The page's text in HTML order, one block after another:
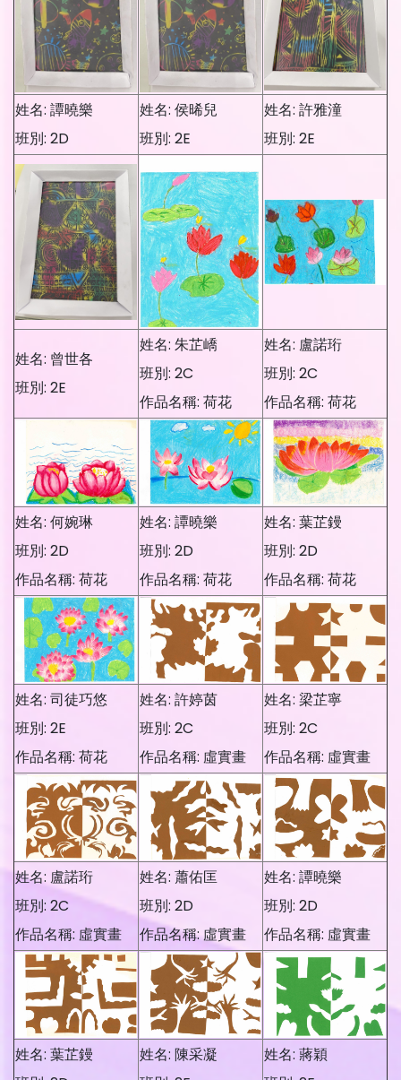
姓名: 譚曉樂
班別: 2D
姓名: 侯晞兒
班別: 2E
姓名: 許雅潼
班別: 2E
姓名: 曾世各
班別: 2E
姓名: 朱芷嶠
班別: 2C
作品名稱: 荷花
姓名: 盧諾珩
班別: 2C
作品名稱: 荷花
姓名: 何婉琳
班別: 2D
作品名稱: 荷花
姓名: 譚曉樂
班別: 2D
作品名稱: 荷花
姓名: 葉芷鏝
班別: 2D
作品名稱: 荷花
姓名: 司徒巧悠
班別: 2E
作品名稱: 荷花
姓名: 許婷茵
班別: 2C
作品名稱: 虛實畫
姓名: 梁芷寧
班別: 2C
作品名稱: 虛實畫
姓名: 盧諾珩
班別: 2C
作品名稱: 虛實畫
姓名: 蕭佑匡
班別: 2D
作品名稱: 虛實畫
姓名: 譚曉樂
班別: 2D
作品名稱: 虛實畫
姓名: 葉芷鏝
姓名: 陳采凝
姓名: 蔣穎